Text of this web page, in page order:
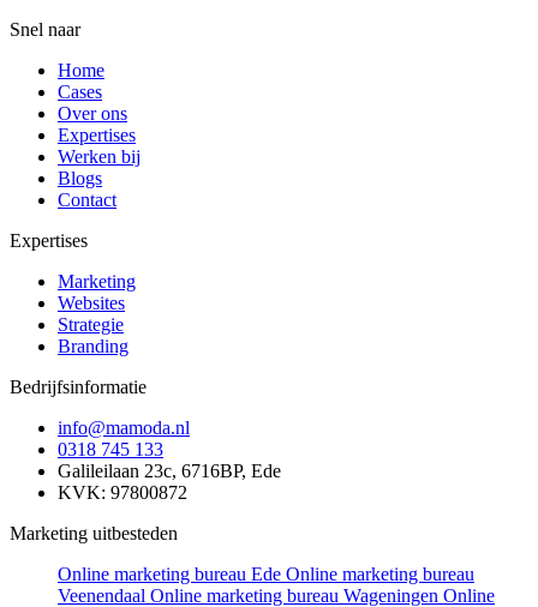
Snel naar
Home
Cases
Over ons
Expertises
Werken bij
Blogs
Contact
Expertises
Marketing
Websites
Strategie
Branding
Bedrijfsinformatie
info@mamoda.nl
0318 745 133
Galileilaan 23c, 6716BP, Ede
KVK: 97800872
Marketing uitbesteden
Online marketing bureau Ede Online marketing bureau
Veenendaal Online marketing bureau Wageningen Online